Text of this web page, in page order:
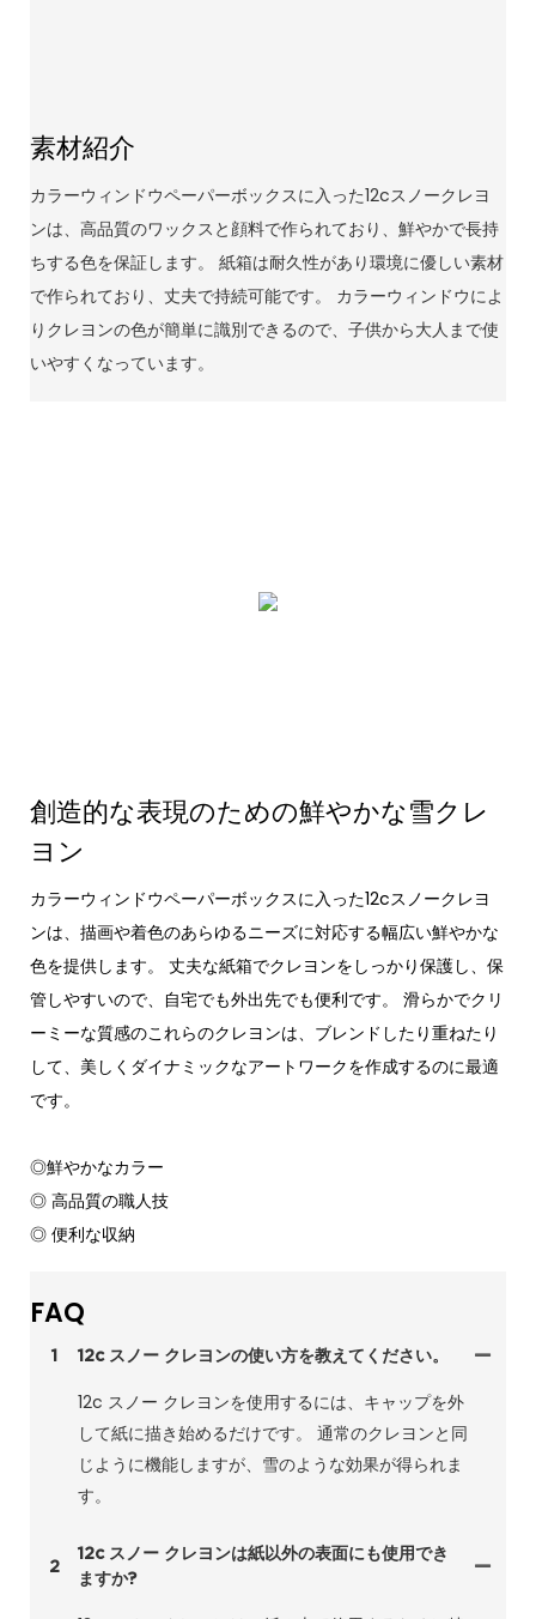
素材紹介
カラーウィンドウペーパーボックスに入った12cスノークレヨ
ンは、高品質のワックスと顔料で作られており、鮮やかで長持
ちする色を保証します。 紙箱は耐久性があり環境に優しい素材
で作られており、丈夫で持続可能です。 カラーウィンドウによ
りクレヨンの色が簡単に識別できるので、子供から大人まで使
いやすくなっています。
創造的な表現のための鮮やかな雪クレ
ヨン
カラーウィンドウペーパーボックスに入った12cスノークレヨ
ンは、描画や着色のあらゆるニーズに対応する幅広い鮮やかな
色を提供します。 丈夫な紙箱でクレヨンをしっかり保護し、保
管しやすいので、自宅でも外出先でも便利です。 滑らかでクリ
ーミーな質感のこれらのクレヨンは、ブレンドしたり重ねたり
して、美しくダイナミックなアートワークを作成するのに最適
です。
◎鮮やかなカラー
◎ 高品質の職人技
◎ 便利な収納
FAQ
1 12c スノー クレヨンの使い方を教えてください。
12c スノー クレヨンを使用するには、キャップを外
して紙に描き始めるだけです。 通常のクレヨンと同
じように機能しますが、雪のような効果が得られま
す。
2
12c スノー クレヨンは紙以外の表面にも使用でき
ますか?